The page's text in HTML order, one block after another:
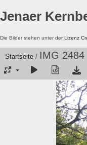
Jenaer
Die Bilder stehen unter derLizenz
Startseite / IMG 2484